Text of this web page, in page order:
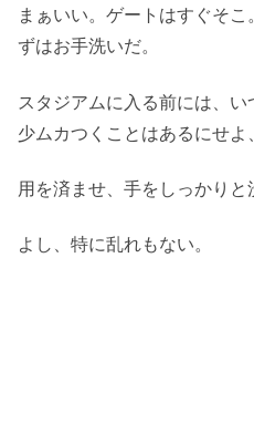
まぁいい。ゲートはすぐそ
ずはお手洗いだ。
スタジアムに入る前には、
少ムカつくことはあるにせよ
用を済ませ、手をしっかりと
よし、特に乱れもない。